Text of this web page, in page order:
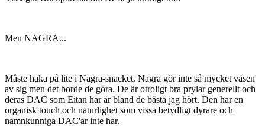
Men NAGRA...
Måste haka på lite i Nagra-snacket. Nagra gör inte så mycket väsen
av sig men det borde de göra. De är otroligt bra prylar generellt och
deras DAC som Eitan har är bland de bästa jag hört. Den har en
organisk touch och naturlighet som vissa betydligt dyrare och
namnkunniga DAC'ar inte har.